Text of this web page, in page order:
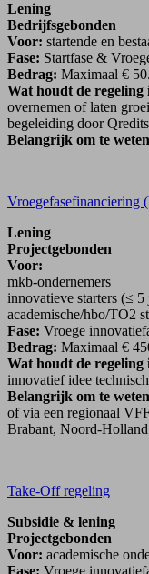
Lening
Bedrijfsgebonden
Voor: startende en
Fase: Startfase &
Bedrag: Maximaal €
Wat houdt de regeling
overnemen of laten
begeleiding door
Belangrijk om te
Vroegefasefinanciering
Lening
Projectgebonden
Voor:
mkb-ondernemers
innovatieve starters (≤ 5
academische/hbo/TO2
Fase: Vroege
Bedrag: Maximaal €
Wat houdt de regeling
innovatief idee
Belangrijk om te
of via een regionaal
Brabant, Noord-
Take-Off regeling
Subsidie & lening
Projectgebonden
Voor: academische
Fase: Vroege